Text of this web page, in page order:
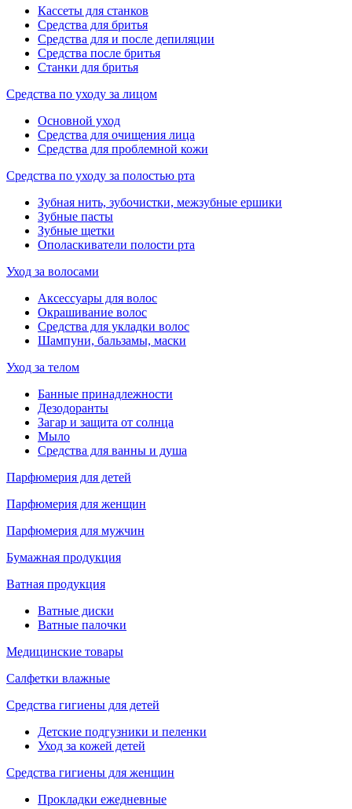
Кассеты для станков
Средства для бритья
Средства для и после депиляции
Средства после бритья
Станки для бритья
Средства по уходу за лицом
Основной уход
Средства для очищения лица
Средства для проблемной кожи
Средства по уходу за полостью рта
Зубная нить, зубочистки, межзубные ершики
Зубные пасты
Зубные щетки
Ополаскиватели полости рта
Уход за волосами
Аксессуары для волос
Окрашивание волос
Средства для укладки волос
Шампуни, бальзамы, маски
Уход за телом
Банные принадлежности
Дезодоранты
Загар и защита от солнца
Мыло
Средства для ванны и душа
Парфюмерия для детей
Парфюмерия для женщин
Парфюмерия для мужчин
Бумажная продукция
Ватная продукция
Ватные диски
Ватные палочки
Медицинские товары
Салфетки влажные
Средства гигиены для детей
Детские подгузники и пеленки
Уход за кожей детей
Средства гигиены для женщин
Прокладки ежедневные